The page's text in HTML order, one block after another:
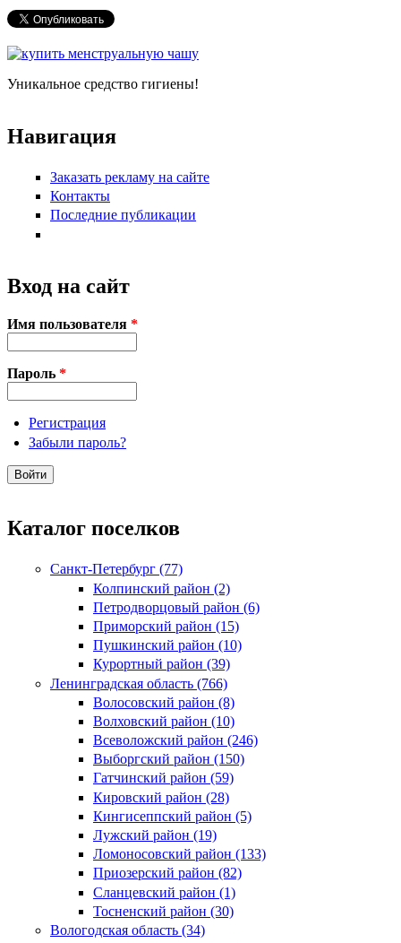
Уникальное средство гигиены!
Навигация
Заказать рекламу на сайте
Контакты
Последние публикации
Вход на сайт
Имя пользователя *
Пароль *
Регистрация
Забыли пароль?
Каталог поселков
Санкт-Петербург (77)
Колпинский район (2)
Петродворцовый район (6)
Приморский район (15)
Пушкинский район (10)
Курортный район (39)
Ленинградская область (766)
Волосовский район (8)
Волховский район (10)
Всеволожский район (246)
Выборгский район (150)
Гатчинский район (59)
Кировский район (28)
Кингисеппский район (5)
Лужский район (19)
Ломоносовский район (133)
Приозерский район (82)
Сланцевский район (1)
Тосненский район (30)
Вологодская область (34)